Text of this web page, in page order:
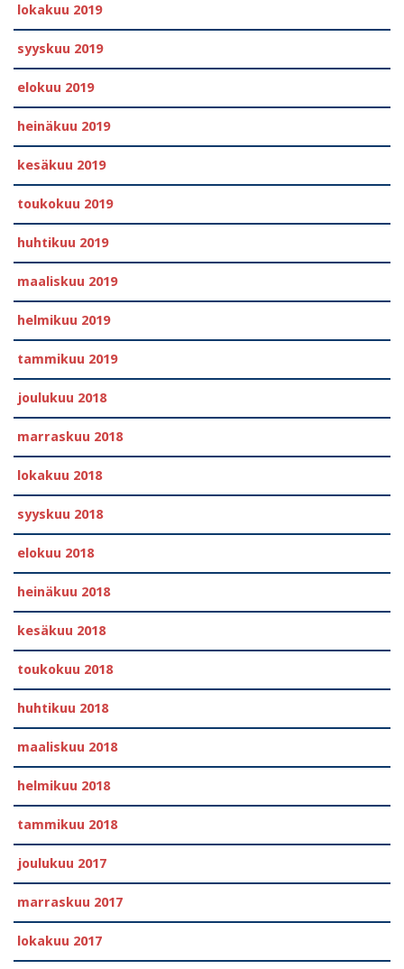
lokakuu 2019
syyskuu 2019
elokuu 2019
heinäkuu 2019
kesäkuu 2019
toukokuu 2019
huhtikuu 2019
maaliskuu 2019
helmikuu 2019
tammikuu 2019
joulukuu 2018
marraskuu 2018
lokakuu 2018
syyskuu 2018
elokuu 2018
heinäkuu 2018
kesäkuu 2018
toukokuu 2018
huhtikuu 2018
maaliskuu 2018
helmikuu 2018
tammikuu 2018
joulukuu 2017
marraskuu 2017
lokakuu 2017